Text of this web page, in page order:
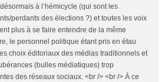
à l’hémicycle (qui sont les
perdants des élections ?) et toutes les voix
plus à se faire entendre de la même
le personnel politique étant pris en étau
choix éditoriaux des médias traditionnels et
(bulles médiatiques) trop
des réseaux sociaux. <br /> <br /> À ce